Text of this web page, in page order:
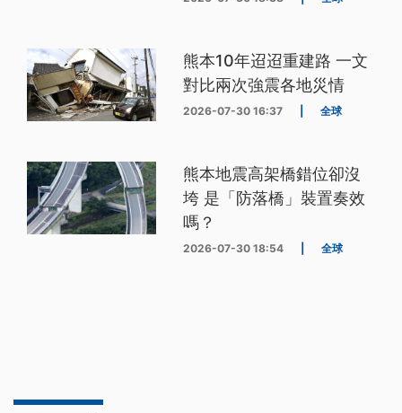
熊本10年迢迢重建路 一文
對比兩次強震各地災情
2026-07-30 16:37 全球
熊本地震高架橋錯位卻沒
垮 是「防落橋」裝置奏效
嗎？
2026-07-30 18:54 全球